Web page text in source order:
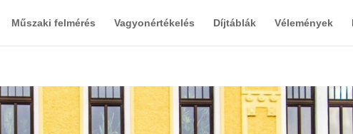
Műszaki felmérés Vagyonértékelés Díjtáblák Vélemények